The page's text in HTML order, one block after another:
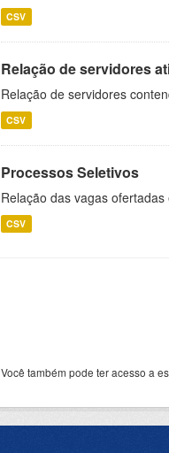
CSV
Relação de servidores
Relação de servidores
CSV
Processos Seletivos
Relação das vagas
CSV
Você também pode ter acesso a